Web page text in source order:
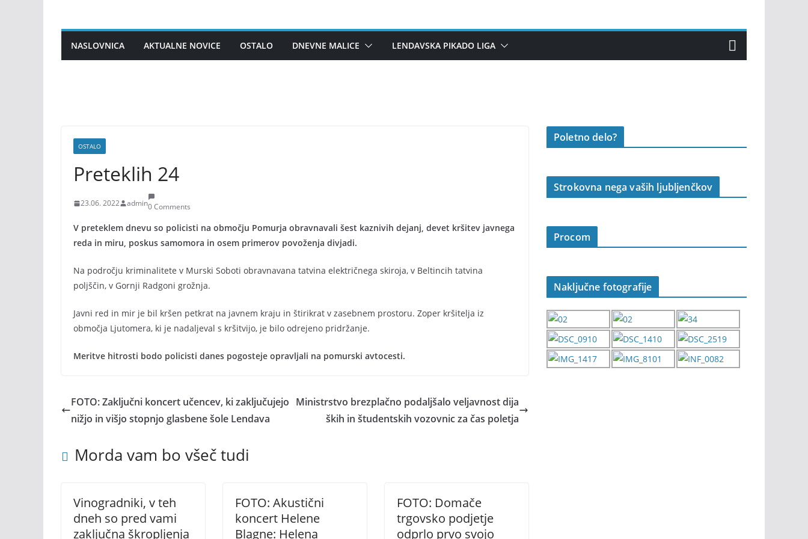
contentNASLOVNICA AKTUALNE NOVICE OSTALO DNEVNE MALICE LENDAVSKA PIKADO LIGA
OSTALO
Preteklih 24
23.06. 2022 admin0 Comments
V preteklem dnevu so policisti na območju Pomurja obravnavali šest kaznivih dejanj, devet kršitev javnega
reda in miru, poskus samomora in osem primerov povoženja divjadi.
Na področju kriminalitete v Murski Soboti obravnavana tatvina električnega skiroja, v Beltincih tatvina
poljščin, v Gornji Radgoni grožnja.
Javni red in mir je bil kršen petkrat na javnem kraju in štirikrat v zasebnem prostoru. Zoper kršitelja iz
območja Ljutomera, ki je nadaljeval s kršitvijo, je bilo odrejeno pridržanje.
Meritve hitrosti bodo policisti danes pogosteje opravljali na pomurski avtocesti.
FOTO: Zaključni koncert učencev, ki zaključujejo
nižjo in višjo stopnjo glasbene šole Lendava
Ministrstvo brezplačno podaljšalo veljavnost dija
ških in študentskih vozovnic za čas poletja
Morda vam bo všeč tudi
Vinogradniki, v teh
dneh so pred vami
zaključna škropljenja
FOTO: Akustični
koncert Helene
Blagne: Helena
FOTO: Domače
trgovsko podjetje
odprlo prvo svojo
Poletno delo?
Strokovna nega vaših ljubljenčkov
Procom
Naključne fotografije